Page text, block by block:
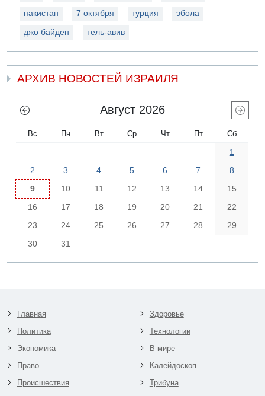
пакистан 7 октября турция эбола
джо байден тель-авив
АРХИВ НОВОСТЕЙ ИЗРАИЛЯ
Август 2026
Вс Пн Вт Ср Чт Пт Сб
1
2
3 4 5 6 7
8
9
10 11 12 13 14
15
16
17 18 19 20 21
22
23
24 25 26 27 28
29
30
31
Главная
Политика
Экономика
Право
Происшествия
Здоровье
Технологии
В мире
Калейдоскоп
Трибуна